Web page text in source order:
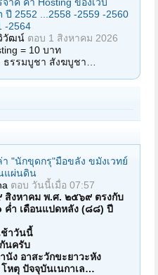
ปี 2552 ...2558 -2559 -2560
-2564
วัฒน์ ตอบ 1 สิงหาคม 2026
= 10 บาท
ธรรมบูชา สังฆบูชา…
า "นักขุดกรุ"มือขลัง ขมังเวทย์
แผ่นดิน
ตอบ วันนี้เมื่อ 07:57
สิงหาคม พ.ศ. ๒๕๖๙ ตรงกับ
ค่ำ เดือนแปดหลัง (๘๘) ปี
ช้าวันนี้
นครับ
นัง อาสะวักขะยาวะหัง
หตุ ปัจจุบันเนกาเล…